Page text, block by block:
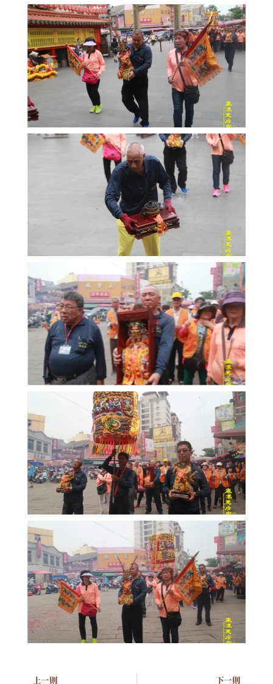
上一則 下一則